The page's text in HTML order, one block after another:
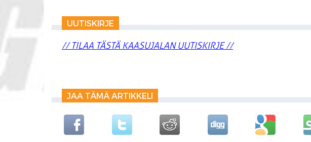
UUTISKIRJE
// TILAA TÄSTÄ KAASUJALAN UUTISKIRJE //
JAA TÄMÄ ARTIKKELI